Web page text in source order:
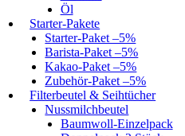
Öl
Starter-Pakete
Starter-Paket –5%
Barista-Paket –5%
Kakao-Paket –5%
Zubehör-Paket –5%
Filterbeutel & Seihtücher
Nussmilchbeutel
Baumwoll-Einzelpack